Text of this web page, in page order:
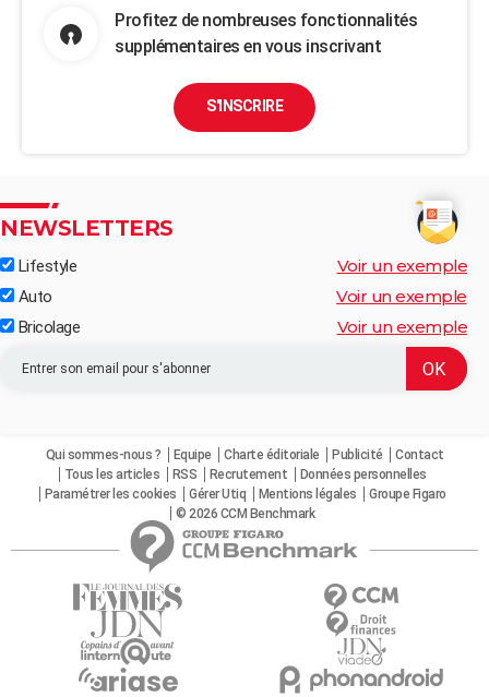
Profitez de nombreuses fonctionnalités
supplémentaires en vous inscrivant
S'INSCRIRE
NEWSLETTERS
Lifestyle Voir un exemple
Auto Voir un exemple
Bricolage Voir un exemple
Qui sommes-nous ? Equipe Charte éditoriale Publicité
Contact
Tous les articles
RSS Recrutement
Données personnelles
Paramétrer les cookies
Gérer Utiq Mentions légales
Groupe Figaro
© 2026 CCM Benchmark